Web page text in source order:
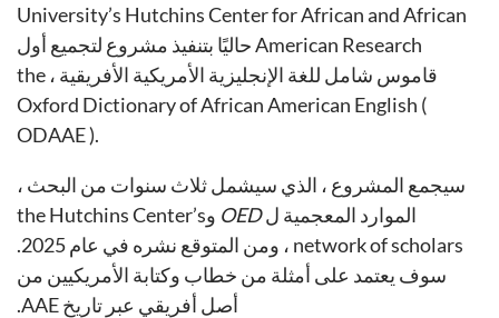
University’s Hutchins Center for African and African
American Research حاليًا بتنفيذ مشروع لتجميع أول
قاموس شامل للغة الإنجليزية الأمريكية الأفريقية ، ‪the
Oxford Dictionary of African American English (
ODAAE ).‬
سيجمع المشروع ، الذي سيشمل ثلاث سنوات من البحث ،
الموارد المعجمية لOED
وthe Hutchins Center’s
network of scholars ، ومن المتوقع نشره في عام 2025.
سوف يعتمد على أمثلة من خطاب وكتابة الأمريكيين من
أصل أفريقي عبر تاريخ AAE.